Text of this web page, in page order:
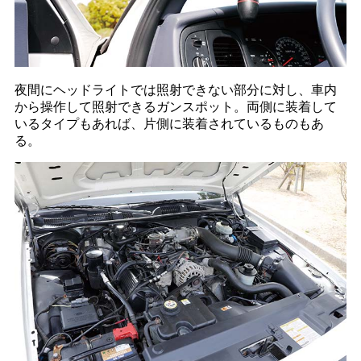
夜間にヘッドライトでは照射できない部分に対し、車内
から操作して照射できるガンスポット。両側に装着して
いるタイプもあれば、片側に装着されているものもあ
る。